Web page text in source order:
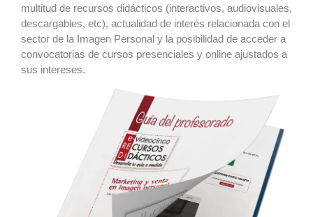
multitud de recursos didácticos (interactivos, audiovisuales,
descargables, etc), actualidad de interés relacionada con el
sector de la Imagen Personal y la posibilidad de acceder a
convocatorias de cursos presenciales y online ajustados a
sus intereses.